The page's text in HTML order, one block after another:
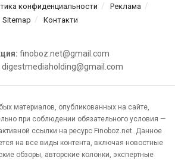
конфиденциальности
Реклама
Sitemap
Контакти
finoboz.net@gmail.com
digestmediaholding@gmail.com
материалов, опубликованных на сайте,
при соблюдении обязательного условия —
ссылки на ресурс Finoboz.net. Данное
на все виды контента, включая новостные
обзоры, авторские колонки, экспертные